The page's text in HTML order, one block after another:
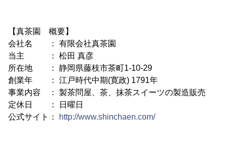
【真茶園 概要】
会社名 ： 有限会社真茶園
当主 ： 松田 真彦
所在地 ： 静岡県藤枝市茶町1-10-29
創業年 ： 江戸時代中期(寛政) 1791年
事業内容 ： 製茶問屋、茶、抹茶スイーツの製造販売
定休日 ： 日曜日
公式サイト：
http://www.shinchaen.com/